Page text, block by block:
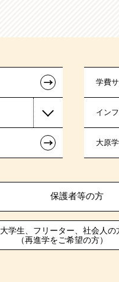
← 学費
イン
← 大原
保護者等の方
大学生、フリーター、社会人の
（再進学をご希望の方）